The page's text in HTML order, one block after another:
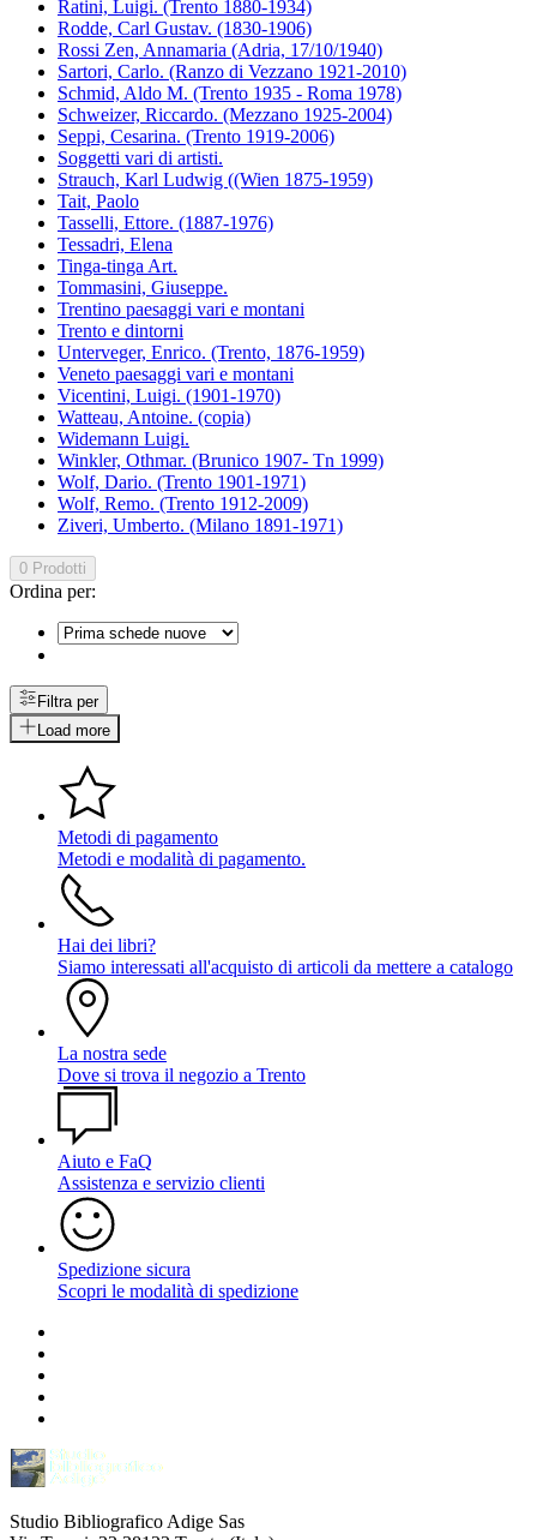
Ratini, Luigi. (Trento 1880-1934)
Rodde, Carl Gustav. (1830-1906)
Rossi Zen, Annamaria (Adria, 17/10/1940)
Sartori, Carlo. (Ranzo di Vezzano 1921-2010)
Schmid, Aldo M. (Trento 1935 - Roma 1978)
Schweizer, Riccardo. (Mezzano 1925-2004)
Seppi, Cesarina. (Trento 1919-2006)
Soggetti vari di artisti.
Strauch, Karl Ludwig ((Wien 1875-1959)
Tait, Paolo
Tasselli, Ettore. (1887-1976)
Tessadri, Elena
Tinga-tinga Art.
Tommasini, Giuseppe.
Trentino paesaggi vari e montani
Trento e dintorni
Unterveger, Enrico. (Trento, 1876-1959)
Veneto paesaggi vari e montani
Vicentini, Luigi. (1901-1970)
Watteau, Antoine. (copia)
Widemann Luigi.
Winkler, Othmar. (Brunico 1907- Tn 1999)
Wolf, Dario. (Trento 1901-1971)
Wolf, Remo. (Trento 1912-2009)
Ziveri, Umberto. (Milano 1891-1971)
0 Prodotti
Ordina per:
Filtra per
Load more
Metodi di pagamento
Metodi e modalità di pagamento.
Hai dei libri?
Siamo interessati all'acquisto di articoli da mettere a catalogo
La nostra sede
Dove si trova il negozio a Trento
Aiuto e FaQ
Assistenza e servizio clienti
Spedizione sicura
Scopri le modalità di spedizione
Studio Bibliografico Adige Sas